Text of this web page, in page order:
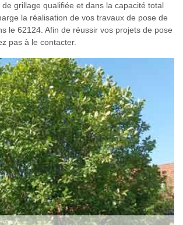
grillage qualifiée et dans la capacité total
la réalisation de vos travaux de pose de
le 62124. Afin de réussir vos projets de pose
pas à le contacter.